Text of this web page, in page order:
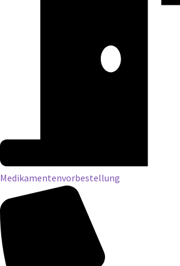
Medikamentenvorbestellung